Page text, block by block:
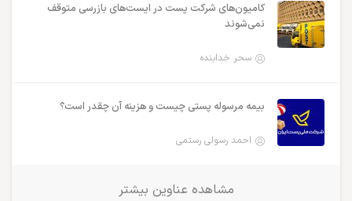
کامیون‌های شرکت پست در ایست‌های بازرسی متوقف
نمی‌شوند
سحر خدابنده
بیمه مرسوله پستی چیست و هزینه آن چقدر است؟
احمد رسولی رستمی
مشاهده عناوین بیشتر